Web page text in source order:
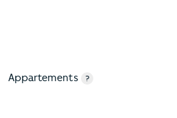
Appartements ?